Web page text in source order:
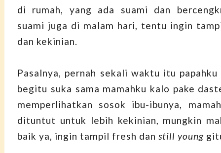
di rumah, yang ada suami dan
suami juga di malam hari, tentu ingin
dan kekinian.
Pasalnya, pernah sekali waktu itu
begitu suka sama mamahku kalo pake
memperlihatkan sosok ibu-ibunya,
dituntut untuk lebih kekinian, mungkin
baik ya, ingin tampil fresh danstill young